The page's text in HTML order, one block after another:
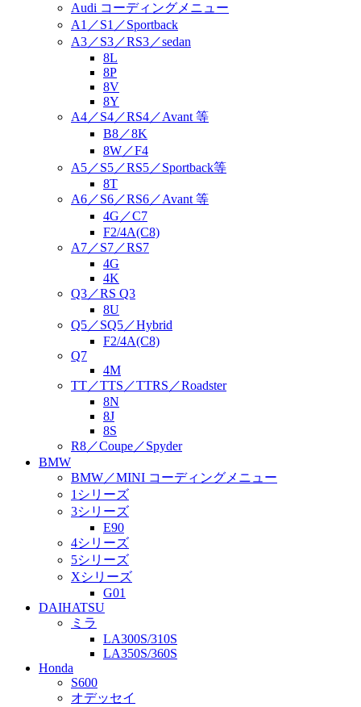
Audi コーディングメニュー
A1／S1／Sportback
A3／S3／RS3／sedan
8L
8P
8V
8Y
A4／S4／RS4／Avant 等
B8／8K
8W／F4
A5／S5／RS5／Sportback等
8T
A6／S6／RS6／Avant 等
4G／C7
F2/4A(C8)
A7／S7／RS7
4G
4K
Q3／RS Q3
8U
Q5／SQ5／Hybrid
F2/4A(C8)
Q7
4M
TT／TTS／TTRS／Roadster
8N
8J
8S
R8／Coupe／Spyder
BMW
BMW／MINI コーディングメニュー
1シリーズ
3シリーズ
E90
4シリーズ
5シリーズ
Xシリーズ
G01
DAIHATSU
ミラ
LA300S/310S
LA350S/360S
Honda
S600
オデッセイ